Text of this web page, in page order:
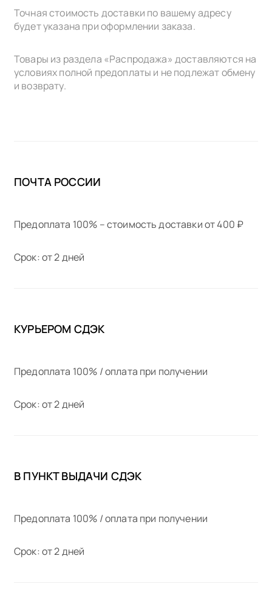
Точная стоимость доставки по вашему адресу
будет указана при оформлении заказа.
Товары из раздела «Распродажа» доставляются на
условиях полной предоплаты и не подлежат обмену
и возврату.
ПОЧТА РОССИИ
Предоплата 100% – стоимость доставки от 400 ₽
Срок: от 2 дней
КУРЬЕРОМ СДЭК
Предоплата 100% / оплата при получении
Срок: от 2 дней
В ПУНКТ ВЫДАЧИ СДЭК
Предоплата 100% / оплата при получении
Срок: от 2 дней